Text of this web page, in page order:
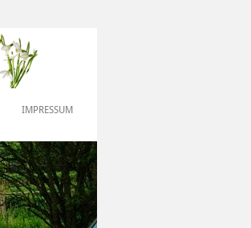
IMPRESSUM